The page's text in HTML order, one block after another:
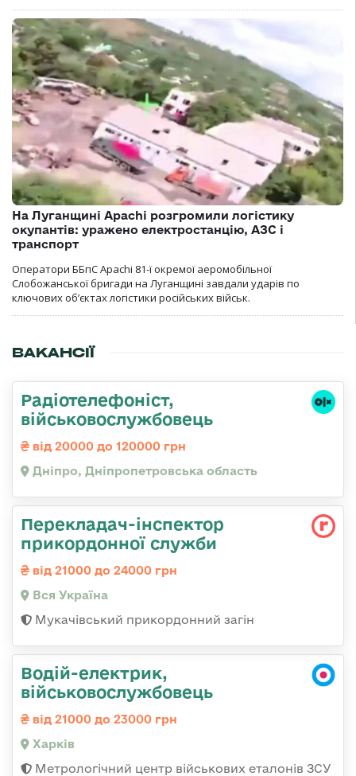
На Луганщині Apachi розгромили логістику
окупантів: уражено електростанцію, АЗС і
транспорт
Оператори ББпС Apachi 81-ї окремої аеромобільної
Слобожанської бригади на Луганщині завдали ударів по
ключових об’єктах логістики російських військ.
ВАКАНСІЇ
Радіотелефоніст,
військовослужбовець
від 20000 до 120000 грн
Дніпро, Дніпропетровська область
Перекладач-інспектор
прикордонної служби
від 21000 до 24000 грн
Вся Україна
Мукачівський прикордонний загін
Водій-електрик,
військовослужбовець
від 21000 до 23000 грн
Харків
Метрологічний центр військових еталонів ЗСУ